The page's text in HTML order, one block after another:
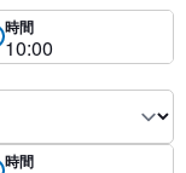
時間
時間